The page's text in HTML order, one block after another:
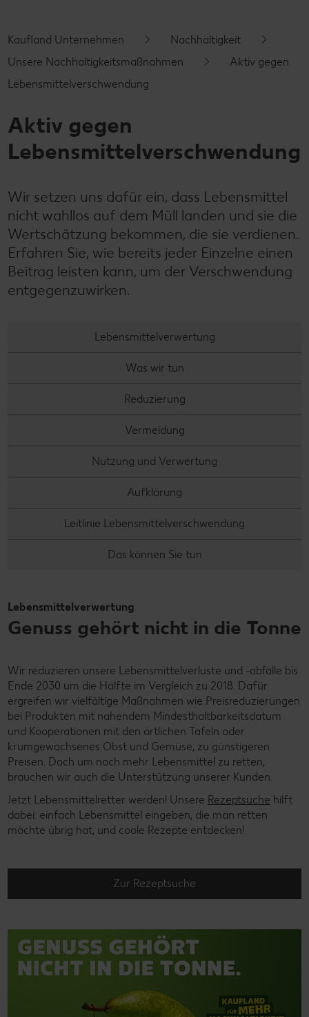
Kaufland Unternehmen
Nachhaltigkeit
Unsere Nachhaltigkeitsmaßnahmen
Aktiv gegen
Lebensmittelverschwendung
Aktiv gegen
Lebensmittelverschwendung
Wir setzen uns dafür ein, dass Lebensmittel
nicht wahllos auf dem Müll landen und sie die
Wertschätzung bekommen, die sie verdienen.
Erfahren Sie, wie bereits jeder Einzelne einen
Beitrag leisten kann, um der Verschwendung
entgegenzuwirken.
Lebensmittelverwertung
Was wir tun
Reduzierung
Vermeidung
Nutzung und Verwertung
Aufklärung
Leitlinie Lebensmittelverschwendung
Das können Sie tun
Lebensmittelverwertung
Genuss gehört nicht in die Tonne
Wir reduzieren unsere Lebensmittelverluste und -abfälle bis
Ende 2030 um die Hälfte im Vergleich zu 2018. Dafür
ergreifen wir vielfältige Maßnahmen wie Preisreduzierungen
bei Produkten mit nahendem Mindesthaltbarkeitsdatum
und Kooperationen mit den örtlichen Tafeln oder
krumgewachsenes Obst und Gemüse, zu günstigeren
Preisen. Doch um noch mehr Lebensmittel zu retten,
brauchen wir auch die Unterstützung unserer Kunden.
Jetzt Lebensmittelretter werden! Unsere Rezeptsuche hilft
dabei: einfach Lebensmittel eingeben, die man retten
möchte übrig hat, und coole Rezepte entdecken!
Zur Rezeptsuche